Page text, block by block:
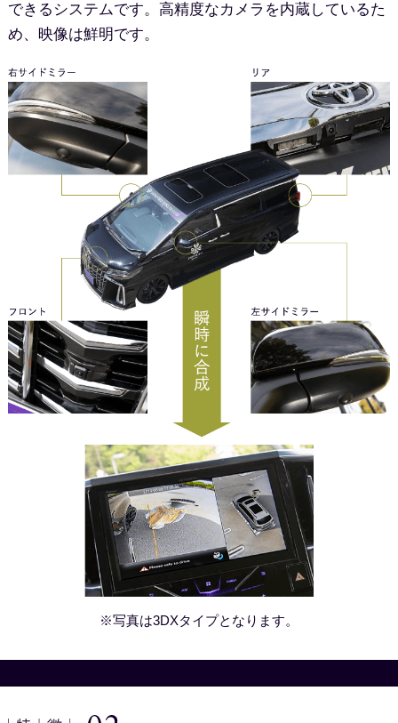
できるシステムです。高精度なカメラを内蔵しているた
め、映像は鮮明です。
※写真は3DXタイプとなります。